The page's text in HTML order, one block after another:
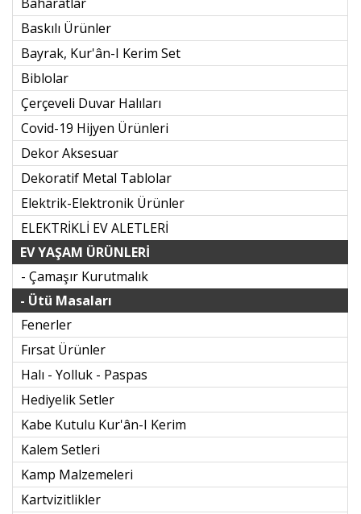
Baskılı Ürünler
Bayrak, Kur'ân-I Kerim Set
Biblolar
Çerçeveli Duvar Halıları
Covid-19 Hijyen Ürünleri
Dekor Aksesuar
Dekoratif Metal Tablolar
Elektrik-Elektronik Ürünler
ELEKTRİKLİ EV ALETLERİ
EV YAŞAM ÜRÜNLERİ
- Çamaşır Kurutmalık
- Ütü Masaları
Fenerler
Fırsat Ürünler
Halı - Yolluk - Paspas
Hediyelik Setler
Kabe Kutulu Kur'ân-I Kerim
Kalem Setleri
Kamp Malzemeleri
Kartvizitlikler